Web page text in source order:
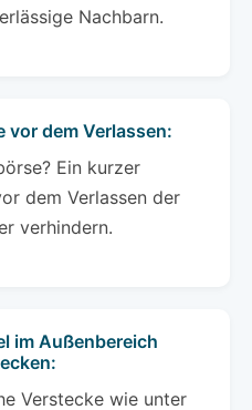
Nachbarn.
vor dem Verlassen:
Ein kurzer
dem Verlassen der
verhindern.
im Außenbereich
Verstecke wie unter